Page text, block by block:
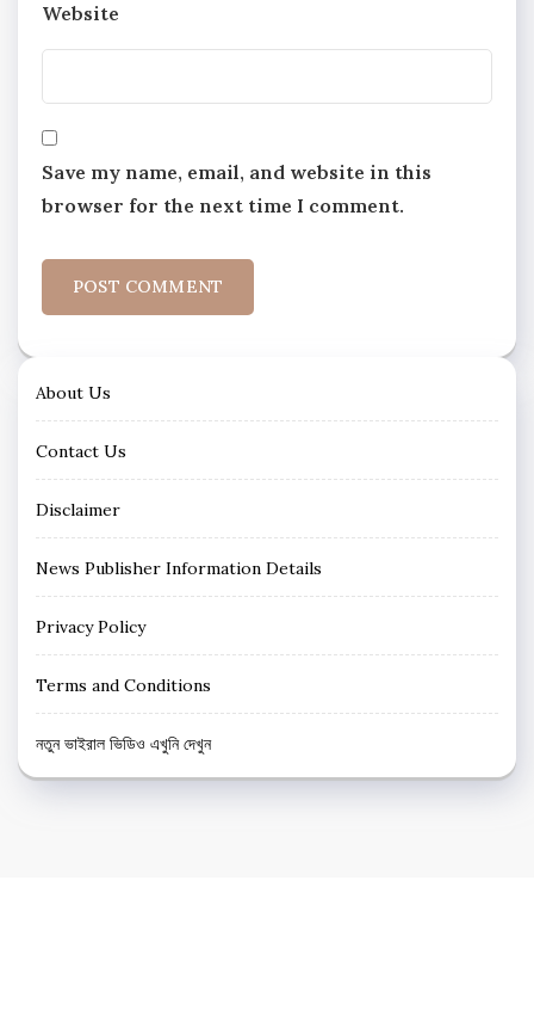
Website
Save my name, email, and website in this
browser for the next time I comment.
About Us
Contact Us
Disclaimer
News Publisher Information Details
Privacy Policy
Terms and Conditions
নতুন ভাইরাল ভিডিও এখুনি দেখুন